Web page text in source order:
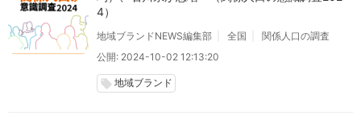
4）
地域ブランドNEWS編集部 全国
関係人口の調査
公開: 2024-10-02 12:13:20
local_offer 地域ブランド